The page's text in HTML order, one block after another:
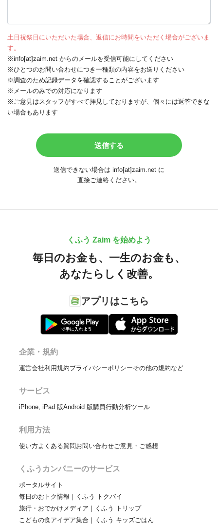
土日祝祭日にいただいた場合、返信にお時間をいただく場合がございま
す。
※info[at]zaim.net からのメールを受信可能にしてください
※ひとつのお問い合わせにつき一種類の内容をお送りください
※調査のため記録データを確認することがございます
※メールのみでの対応になります
※ご意見はスタッフがすべて拝見しておりますが、個々には返答できな
い場合もあります
送信できない場合は info[at]zaim.net に
直接ご連絡ください。
くふう Zaim を始めよう
毎日のお金も、 一生のお金も、
あなたらしく改善。
アプリはこちら
企業・規約
運営会社利用規約プライバシーポリシーその他の規約など
サービス
iPhone, iPad 版Android 版購買行動分析ツール
利用方法
使い方よくある質問お問い合わせご意見・ご感想
くふうカンパニーのサービス
ポータルサイト
毎日のおトク情報｜くふう トクバイ
旅行・おでかけメディア｜くふう トリップ
こどもの食アイデア集合｜くふう キッズごはん